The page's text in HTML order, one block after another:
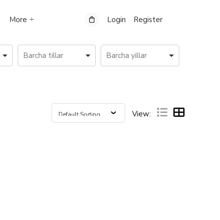
More Login Register
View: